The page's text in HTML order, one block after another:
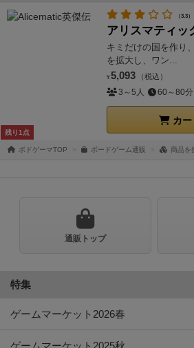
残り1点
（3.3）
アリスマティッ
キミだけの国を作り
を拡大し、ワン...
¥ 5,093 （税込）
3～5人 60～80分
カー
ボドゲーマTOP ボードゲーム通販 商品を
通販トップ
特集
ゲームマーケット2026春